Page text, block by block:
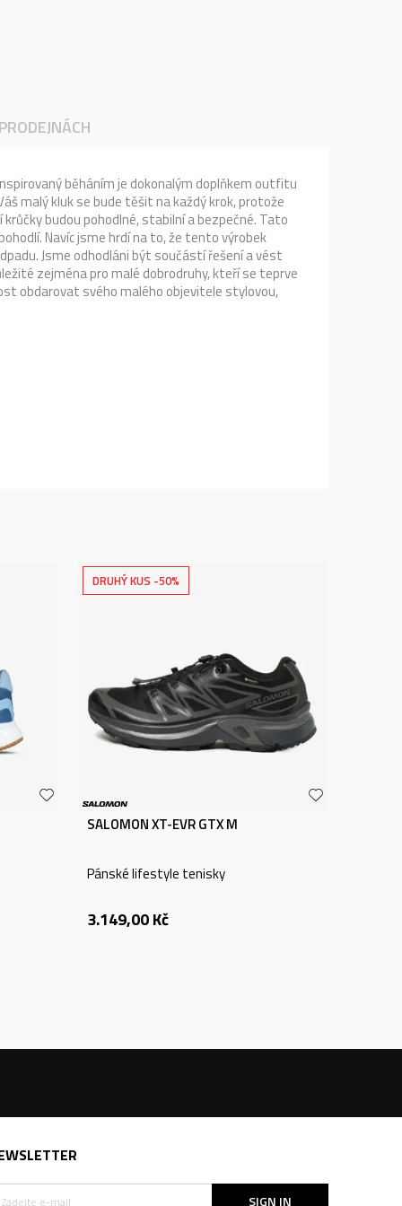
běháním je dokonalým doplňkem outfitu
malý kluk se bude těšit na každý krok, protože
budou pohodlné, stabilní a bezpečné. Tato
Navíc jsme hrdí na to, že tento výrobek
Jsme odhodláni být součástí řešení a vést
zejména pro malé dobrodruhy, kteří se teprve
obdarovat svého malého objevitele stylovou,
DRUHÝ KUS -50%
SALOMON XT-EVR GTX M
Pánské lifestyle tenisky
3.149,00Kč
SIGN IN